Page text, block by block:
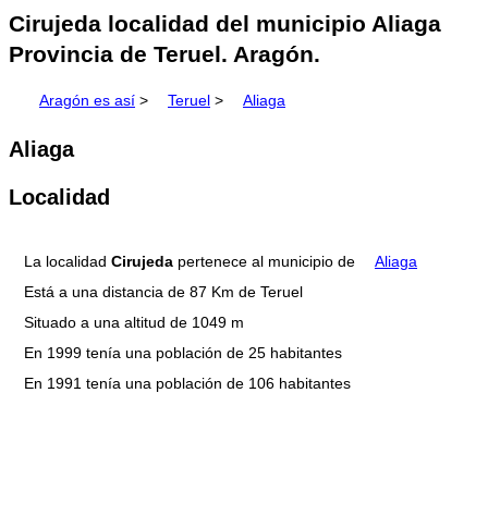
Cirujeda localidad del municipio Aliaga
Provincia de Teruel. Aragón.
Aragón es así > Teruel > Aliaga
Aliaga
Localidad
La localidad Cirujeda pertenece al municipio de
Aliaga
Está a una distancia de 87 Km de Teruel
Situado a una altitud de 1049 m
En 1999 tenía una población de 25 habitantes
En 1991 tenía una población de 106 habitantes